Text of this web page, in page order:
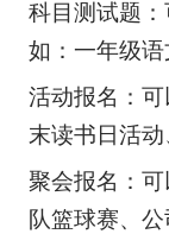
科目测试题
如：一年级语
活动报名：
末读书日活动
聚会报名：
队篮球赛、公